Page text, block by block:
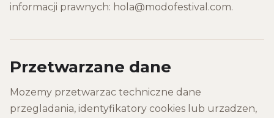
informacji prawnych: hola@modofestival.com.
Przetwarzane dane
Mozemy przetwarzac techniczne dane
przegladania, identyfikatory cookies lub urzadzen,